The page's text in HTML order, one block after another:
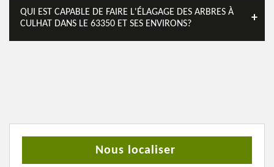
QUI EST CAPABLE DE FAIRE L'ÉLAGAGE DES ARBRES À
CULHAT DANS LE 63350 ET SES ENVIRONS?
Nous localiser